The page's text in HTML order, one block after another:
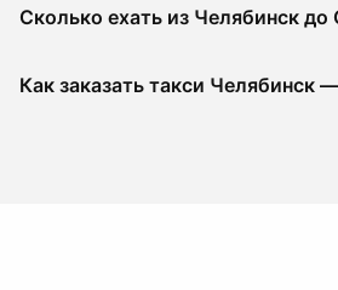
Сколько ехать из Челябинск до
Как заказать такси Челябинск